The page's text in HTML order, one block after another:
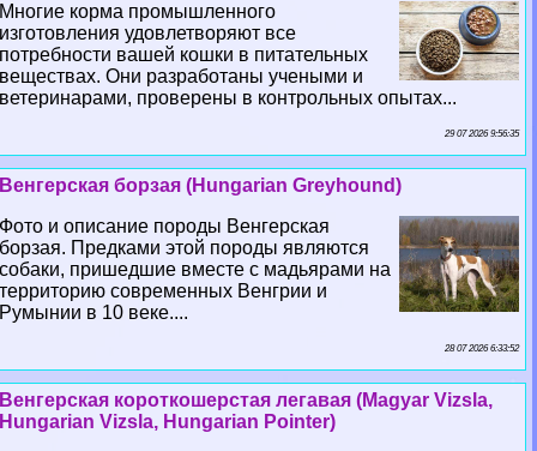
Многие корма промышленного
изготовления удовлетворяют все
потребности вашей кошки в питательных
веществах. Они разработаны учеными и
ветеринарами, проверены в контрольных опытах...
29 07 2026 9:56:35
Венгерская борзая (Hungarian Greyhound)
Фото и описание породы Венгерская
борзая. Предками этой породы являются
собаки, пришедшие вместе с мадьярами на
территорию современных Венгрии и
Румынии в 10 веке....
28 07 2026 6:33:52
Венгерская короткошерстая легавая (Magyar Vizsla,
Hungarian Vizsla, Hungarian Pointer)